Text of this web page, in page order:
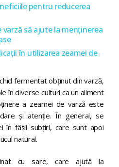
pentru reducerea
varză să ajute la menținerea
în utilizarea zeamei de
fermentat obținut din varză,
în diverse culturi ca un aliment
a zeamei de varză este
și atenție. În general, se
în fâșii subțiri, care sunt apoi
natural.
cu sare, care ajută la